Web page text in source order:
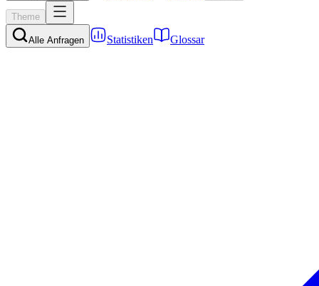
Theme
Alle Anfragen Statistiken Glossar